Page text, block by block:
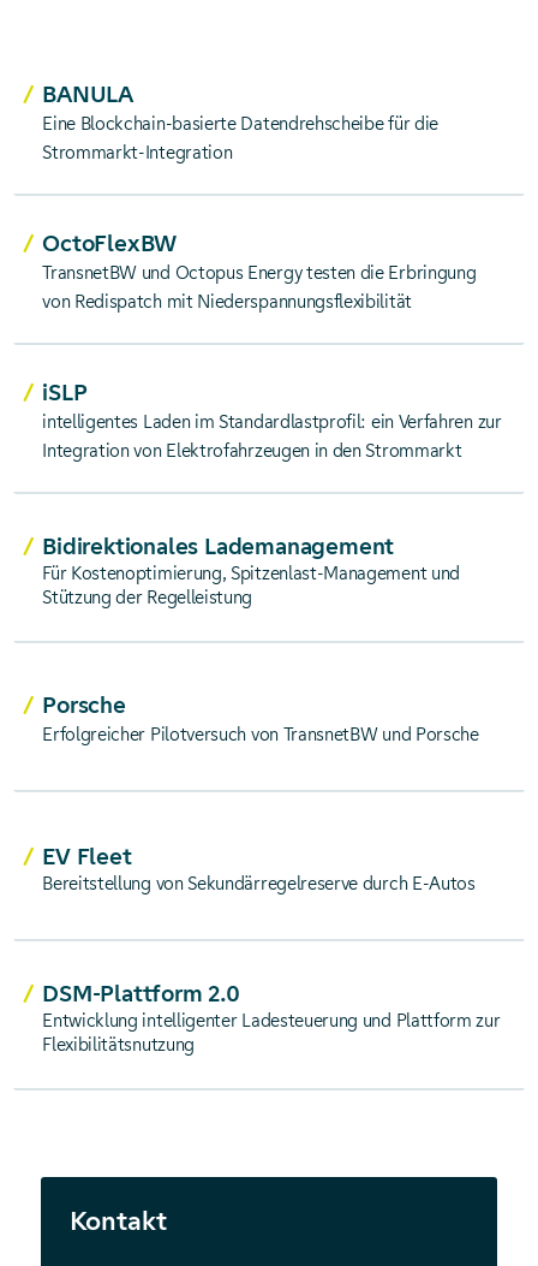
BANULA
Eine Blockchain-basierte Datendrehscheibe für die
Strommarkt-Integration
OctoFlexBW
TransnetBW und Octopus Energy testen die Erbringung
von Redispatch mit Niederspannungsflexibilität
iSLP
intelligentes Laden im Standardlastprofil: ein Verfahren zur
Integration von Elektrofahrzeugen in den Strommarkt
Bidirektionales Lade­manage­ment
Für Kostenoptimierung, Spitzenlast-Management und
Stützung der Regelleistung
Porsche
Erfolgreicher Pilotversuch von TransnetBW und Porsche
EV Fleet
Bereitstellung von Sekundärregelreserve durch E-Autos
DSM-Plattform 2.0
Entwicklung intelligenter Ladesteuerung und Plattform zur
Flexibilitätsnutzung
Kontakt